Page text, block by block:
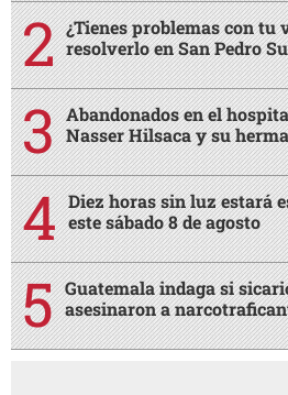
¿Tienes problemas con tu
resolverlo en San Pedro
Abandonados en el
Nasser Hilsaca y su
Diez horas sin luz estará
este sábado 8 de agosto
Guatemala indaga si
asesinaron a